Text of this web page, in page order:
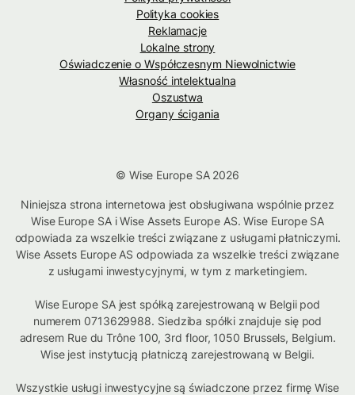
Polityka cookies
Reklamacje
Lokalne strony
Oświadczenie o Współczesnym Niewolnictwie
Własność intelektualna
Oszustwa
Organy ścigania
© Wise Europe SA 2026
Niniejsza strona internetowa jest obsługiwana wspólnie przez
Wise Europe SA i Wise Assets Europe AS. Wise Europe SA
odpowiada za wszelkie treści związane z usługami płatniczymi.
Wise Assets Europe AS odpowiada za wszelkie treści związane
z usługami inwestycyjnymi, w tym z marketingiem.
Wise Europe SA jest spółką zarejestrowaną w Belgii pod
numerem 0713629988. Siedziba spółki znajduje się pod
adresem Rue du Trône 100, 3rd floor, 1050 Brussels, Belgium.
Wise jest instytucją płatniczą zarejestrowaną w Belgii.
Wszystkie usługi inwestycyjne są świadczone przez firmę Wise